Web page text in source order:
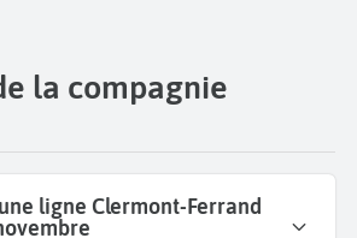
la compagnie
ligne Clermont-Ferrand